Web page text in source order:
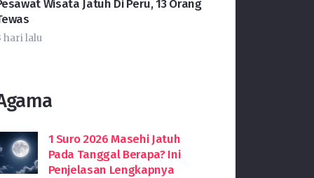
Wisata Jatuh Di Peru, 13 Orang
hari lalu
1 Suro 2026 Masehi Jatuh
Pada Tanggal Berapa? Ini
Penjelasan Lengkapnya